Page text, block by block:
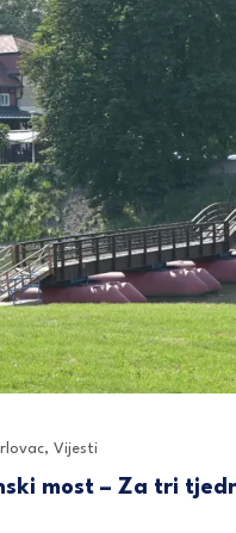
, Vijesti
most – Za tri